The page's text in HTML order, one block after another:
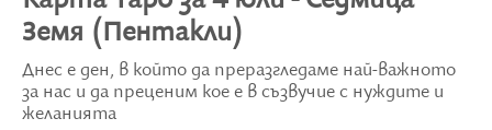
Земя (Пентакли)
Днес е ден, в който да преразгледаме най-важното
за нас и да преценим кое е в съзвучие с нуждите и
желанията